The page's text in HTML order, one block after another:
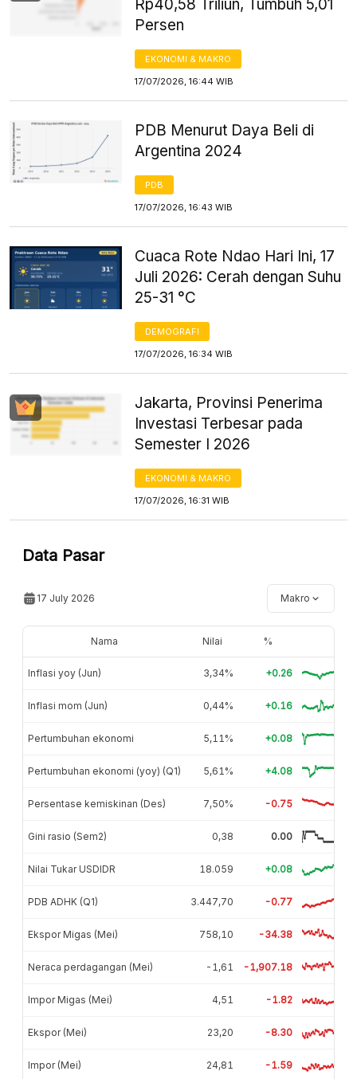
Rp40,58 Triliun, Tumbuh 5,01
Persen
EKONOMI & MAKRO
17/07/2026, 16:44 WIB
PDB Menurut Daya Beli di
Argentina 2024
PDB
17/07/2026, 16:43 WIB
Cuaca Rote Ndao Hari Ini, 17
Juli 2026: Cerah dengan Suhu
25-31 °C
DEMOGRAFI
17/07/2026, 16:34 WIB
Jakarta, Provinsi Penerima
Investasi Terbesar pada
Semester I 2026
EKONOMI & MAKRO
17/07/2026, 16:31 WIB
Data Pasar
17 July 2026 Makro
Nama Nilai %
Inflasi yoy (Jun) 3,34% +0.26
Inflasi mom (Jun) 0,44% +0.16
Pertumbuhan ekonomi 5,11% +0.08
Pertumbuhan ekonomi (yoy) (Q1) 5,61% +4.08
Persentase kemiskinan (Des) 7,50% -0.75
Gini rasio (Sem2) 0,38 0.00
Nilai Tukar USDIDR 18.059 +0.08
PDB ADHK (Q1) 3.447,70 -0.77
Ekspor Migas (Mei) 758,10 -34.38
Neraca perdagangan (Mei) -1,61 -1,907.18
Impor Migas (Mei) 4,51 -1.82
Ekspor (Mei) 23,20 -8.30
Impor (Mei) 24,81 -1.59